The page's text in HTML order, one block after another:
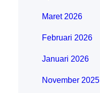
Maret 2026
Februari 2026
Januari 2026
November 2025